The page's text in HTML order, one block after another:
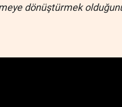
dönüştürmek